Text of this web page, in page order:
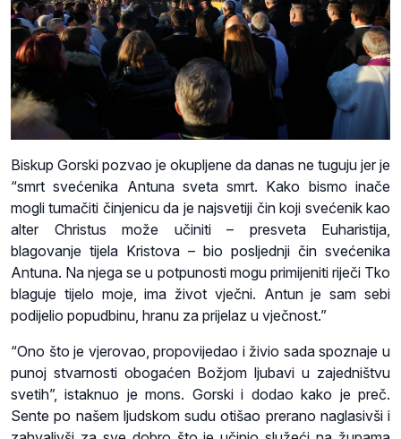
Biskup Gorski pozvao je okupljene da danas ne tuguju jer je
“smrt svećenika Antuna sveta smrt. Kako bismo inače
mogli tumačiti činjenicu da je najsvetiji čin koji svećenik kao
alter Christus može učiniti – presveta Euharistija,
blagovanje tijela Kristova – bio posljednji čin svećenika
Antuna. Na njega se u potpunosti mogu primijeniti riječi Tko
blaguje tijelo moje, ima život vječni. Antun je sam sebi
podijelio popudbinu, hranu za prijelaz u vječnost.”
“Ono što je vjerovao, propovijedao i živio sada spoznaje u
punoj stvarnosti obogaćen Božjom ljubavi u zajedništvu
svetih”, istaknuo je mons. Gorski i dodao kako je preč.
Sente po našem ljudskom sudu otišao prerano naglasivši i